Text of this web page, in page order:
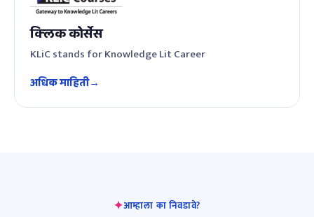
क्लिक कोर्सेस
KLiC stands for Knowledge Lit Career
अधिक माहिती
आम्हाला का निवडावे?